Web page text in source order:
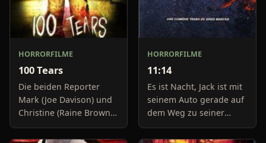
HORRORFILME
100 Tears
Die beiden Reporter
Mark (Joe Davison) und
Christine (Raine Brown)
haben keine Lust mehr
auf belanglose
HORRORFILME
11:14
Es ist Nacht, Jack ist mit
seinem Auto gerade auf
dem Weg zu seiner
Freundin, um diese
abzuholen. Die Uhr im